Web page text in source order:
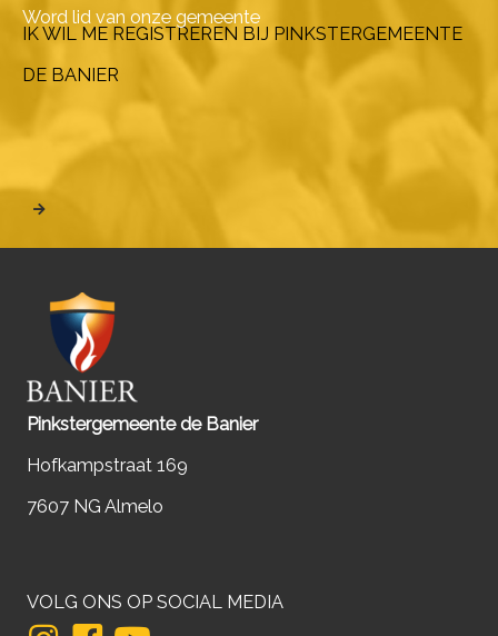
Word lid van onze gemeente
IK WIL ME REGISTREREN BIJ PINKSTERGEMEENTE
DE BANIER
Pinkstergemeente de Banier
Hofkampstraat 169
7607 NG Almelo
VOLG ONS OP SOCIAL MEDIA